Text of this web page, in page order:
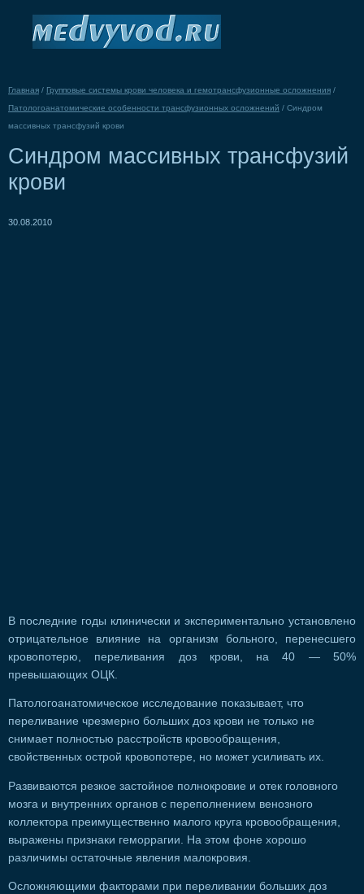
Главная / Групповые системы крови человека и гемотрансфузионные осложнения /
Патологоанатомические особенности трансфузионных осложнений / Синдром
массивных трансфузий крови
Синдром массивных трансфузий
крови
30.08.2010
В последние годы клинически и экспериментально установлено
отрицательное влияние на организм больного, перенесшего
кровопотерю, переливания доз крови, на 40 — 50%
превышающих ОЦК.
Патологоанатомическое исследование показывает, что
переливание чрезмерно больших доз крови не только не
снимает полностью расстройств кровообращения,
свойственных острой кровопотере, но может усиливать их.
Развиваются резкое застойное полнокровие и отек головного
мозга и внутренних органов с переполнением венозного
коллектора преимущественно малого круга кровообращения,
выражены признаки геморрагии. На этом фоне хорошо
различимы остаточные явления малокровия.
Осложняющими факторами при переливании больших доз